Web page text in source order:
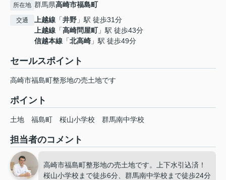
所在地 群馬県高崎市福島町
交通 上越線 「井野 」駅 徒歩31分
上越線 「高崎問屋町」駅 徒歩43分
信越本線 「北高崎 」駅 徒歩49分
セールスポイント
高崎市福島町整形地の売土地です
ポイント
土地 福島町 桜山小学校 群馬南中学校
担当者のコメント
高崎市福島町整形地の売土地です。上下水引込済！
桜山小学校まで徒歩6分、群馬南中学校まで徒歩24分